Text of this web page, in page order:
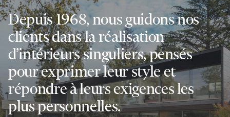
Depuis 1968, nous guidons nos
clients dans la réalisation
d’intérieurs singuliers, pensés
pour exprimer leur style et
répondre à leurs exigences les
plus personnelles.